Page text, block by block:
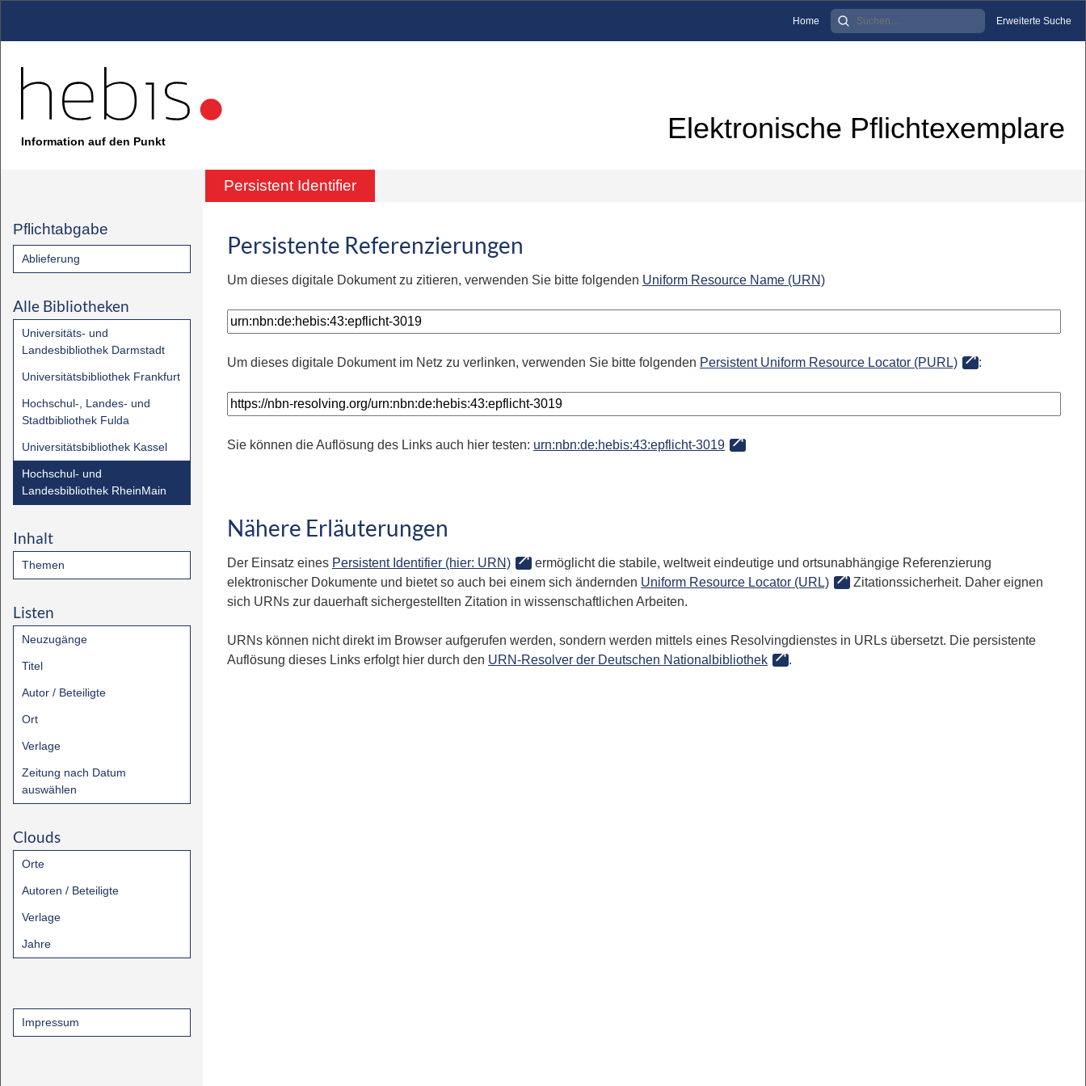
Home Erweiterte Suche
Information auf den Punkt Elektronische Pflichtexemplare
Persistent Identifier
Pflichtabgabe
Ablieferung
Alle Bibliotheken
Universitäts- und
Landesbibliothek Darmstadt
Universitätsbibliothek Frankfurt
Hochschul-, Landes- und
Stadtbibliothek Fulda
Universitätsbibliothek Kassel
Hochschul- und
Landesbibliothek RheinMain
Inhalt
Themen
Listen
Neuzugänge
Titel
Autor / Beteiligte
Ort
Verlage
Zeitung nach Datum
auswählen
Clouds
Orte
Autoren / Beteiligte
Verlage
Jahre
Impressum
Persistente Referenzierungen
Um dieses digitale Dokument zu zitieren, verwenden Sie bitte folgenden Uniform Resource Name (URN)
Um dieses digitale Dokument im Netz zu verlinken, verwenden Sie bitte folgenden Persistent Uniform Resource Locator (PURL) :
Sie können die Auflösung des Links auch hier testen: urn:nbn:de:hebis:43:epflicht-3019
Nähere Erläuterungen
Der Einsatz eines Persistent Identifier (hier: URN)
ermöglicht die stabile, weltweit eindeutige und ortsunabhängige Referenzierung
elektronischer Dokumente und bietet so auch bei einem sich ändernden Uniform Resource Locator (URL)
Zitationssicherheit. Daher eignen
sich URNs zur dauerhaft sichergestellten Zitation in wissenschaftlichen Arbeiten.
URNs können nicht direkt im Browser aufgerufen werden, sondern werden mittels eines Resolvingdienstes in URLs übersetzt. Die persistente
Auflösung dieses Links erfolgt hier durch den URN-Resolver der Deutschen Nationalbibliothek .